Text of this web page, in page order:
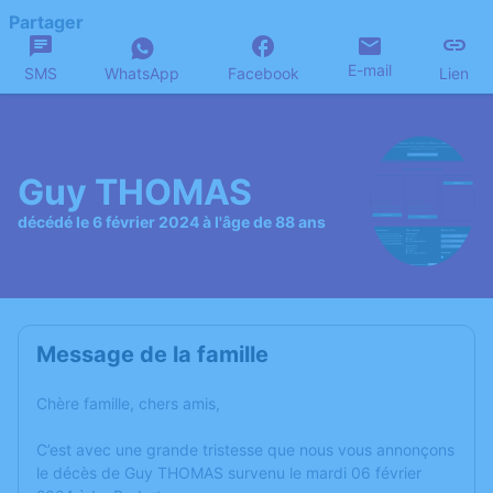
Partager
SMS WhatsApp Facebook E-mail Lien
Guy THOMAS
décédé le 6 février 2024 à l'âge de 88 ans
Message de la famille
Chère famille, chers amis,
C’est avec une grande tristesse que nous vous annonçons
le décès de Guy THOMAS survenu le mardi 06 février